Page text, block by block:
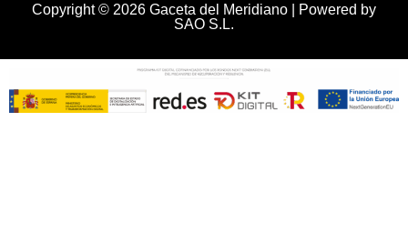
Copyright © 2026 Gaceta del Meridiano | Powered by
SAO S.L.